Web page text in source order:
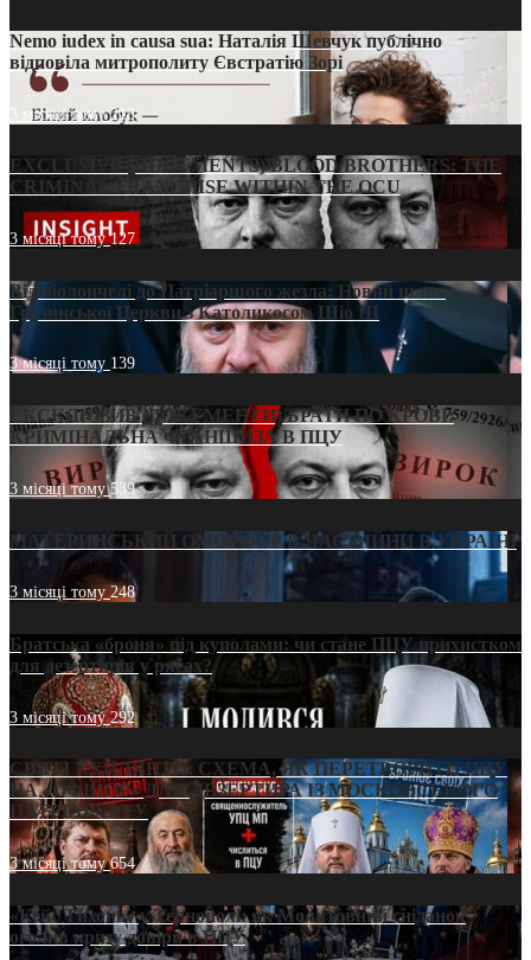
Nemo iudex in causa sua: Наталія Шевчук публічно
відповіла митрополиту Євстратію Зорі
3 місяці тому213
EXCLUSIVE (DOCUMENTS)/BLOOD BROTHERS: THE
CRIMINAL FRANCHISE WITHIN THE OCU
3 місяці тому127
Від віолончелі до Патріаршого жезла: Новий шлях
Грузинської Церкви з Католикосом Шіо III
3 місяці тому 139
ЕКСКЛЮЗИВ (ДОКУМЕНТИ)/БРАТИ ПО КРОВІ:
КРИМІНАЛЬНА ФРАНШИЗА В ПЦУ
3 місяці тому539
МАТЕРИНСЬКИЙ ОМОРФОР В ЧАС ВІЙНИ В УКРАЇНІ
3 місяці тому248
Братська «броня» під куполами: чи стане ПЦУ прихистком
для дезертирів у рясах?
3 місяці тому292
СВЯТІ УХИЛЯНТИ: СХЕМА, ЯК ПЕРЕТВОРИТИ ПЦУ
НА «ОФШОР» ДЛЯ ДЕЗЕРТИРА ІЗ МОСКОВСЬКОГО
ПАТРІАРХАТУ
3 місяці тому654
«Кейс Тихона» у Тернополі: як Молитовний сніданок
оголив кризу довіри в ПЦУ